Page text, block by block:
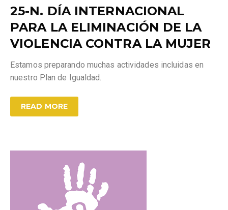
25-N. DÍA INTERNACIONAL
PARA LA ELIMINACIÓN DE LA
VIOLENCIA CONTRA LA MUJER
Estamos preparando muchas actividades incluidas en
nuestro Plan de Igualdad.
READ MORE